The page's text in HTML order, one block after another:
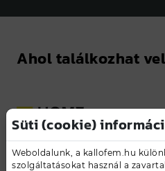
Ahol találkozhat
Süti (cookie)
Weboldalunk, a kallofem.hu
szolgáltatásokat használ a